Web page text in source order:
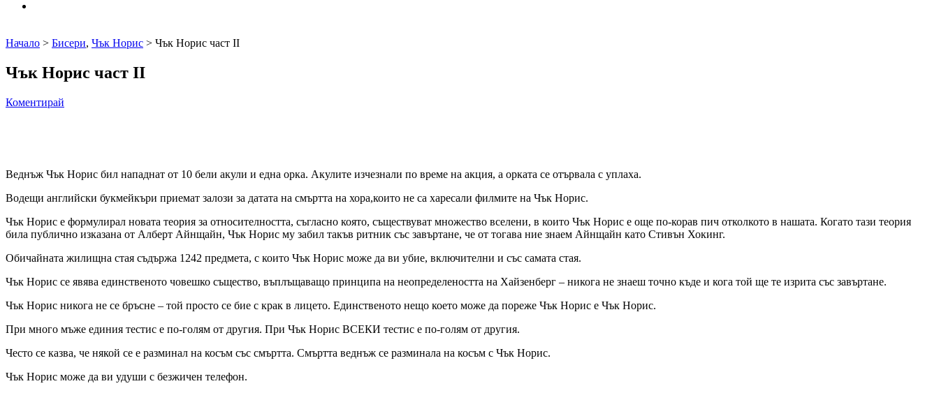
Начало > Бисери, Чък Норис > Чък Норис част II
Чък Норис част II
Коментирай
Веднъж Чък Норис бил нападнат от 10 бели акули и една орка. Акулите изчезнали по време на акция, а орката се отървала с уплаха.
Водещи английски букмейкъри приемат залози за датата на смъртта на хора,които не са харесали филмите на Чък Норис.
Чък Норис е формулирал новата теория за относителността, съгласно която, съществуват множество вселени, в които Чък Норис е още по-корав пич отколкото в нашата. Когато тази теория
била публично изказана от Алберт Айнщайн, Чък Норис му забил такъв ритник със завъртане, че от тогава ние знаем Айнщайн като Стивън Хокинг.
Обичайната жилищна стая съдържа 1242 предмета, с които Чък Норис може да ви убие, включителни и със самата стая.
Чък Норис се явява единственото човешко същество, въплъщаващо принципа на неопределеността на Хайзенберг – никога не знаеш точно къде и кога той ще те изрита със завъртане.
Чък Норис никога не се бръсне – той просто се бие с крак в лицето. Единственото нещо което може да пореже Чък Норис е Чък Норис.
При много мъже единия тестис е по-голям от другия. При Чък Норис ВСЕКИ тестис е по-голям от другия.
Често се казва, че някой се е разминал на косъм със смъртта. Смъртта веднъж се разминала на косъм с Чък Норис.
Чък Норис може да ви удуши с безжичен телефон.